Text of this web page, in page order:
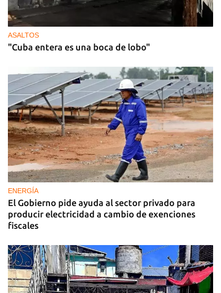
ASALTOS
"Cuba entera es una boca de lobo"
ENERGÍA
El Gobierno pide ayuda al sector privado para
producir electricidad a cambio de exenciones
fiscales